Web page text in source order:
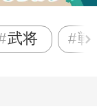
武将 戦